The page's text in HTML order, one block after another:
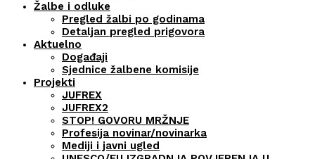
Žalbe i odluke
Pregled žalbi po godinama
Detaljan pregled prigovora
Aktuelno
Događaji
Sjednice žalbene komisije
Projekti
JUFREX
JUFREX2
STOP! GOVORU MRŽNJE
Profesija novinar/novinarka
Mediji i javni ugled